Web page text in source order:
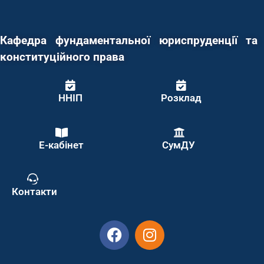
Кафедра фундаментальної юриспруденції та
конституційного права
ННІП Розклад
Е-кабінет СумДУ
Контакти